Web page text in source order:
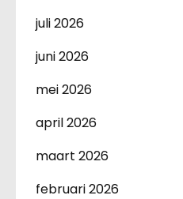
juli 2026
juni 2026
mei 2026
april 2026
maart 2026
februari 2026